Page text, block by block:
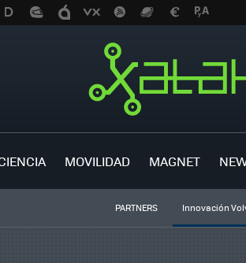
MOVILIDAD MAGNET
PARTNERS Innovación